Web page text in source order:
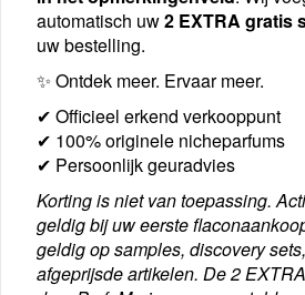
Summer Yummer Extrait
Parfum 50ml
Een speelse en verfijnde gourmand
fruitige snoepakkoorden, romige
room samenkomen in een
niche compositie.
€ 119,00
automatisch uw2 EXTRA gratis
uw bestelling.
✨ Ontdek meer. Ervaar meer.
✔ Officieel erkend verkooppunt
✔ 100% originele nicheparfums
✔ Persoonlijk geuradvies
Korting is niet van toepassing.
geldig bij uw eerste
geldig op samples, discovery
afgeprijsde artikelen. De 2